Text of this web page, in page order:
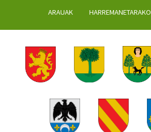
ARAUAK HARREMANETARAKO